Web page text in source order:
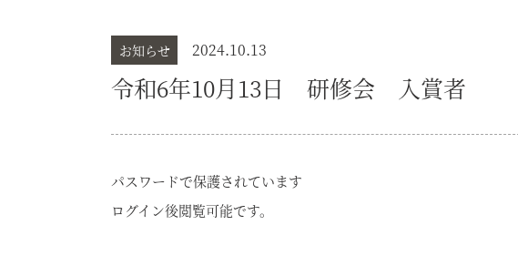
お知らせ 2024.10.13
令和6年10月13日 研修会 入賞者
パスワードで保護されています
ログイン後閲覧可能です。